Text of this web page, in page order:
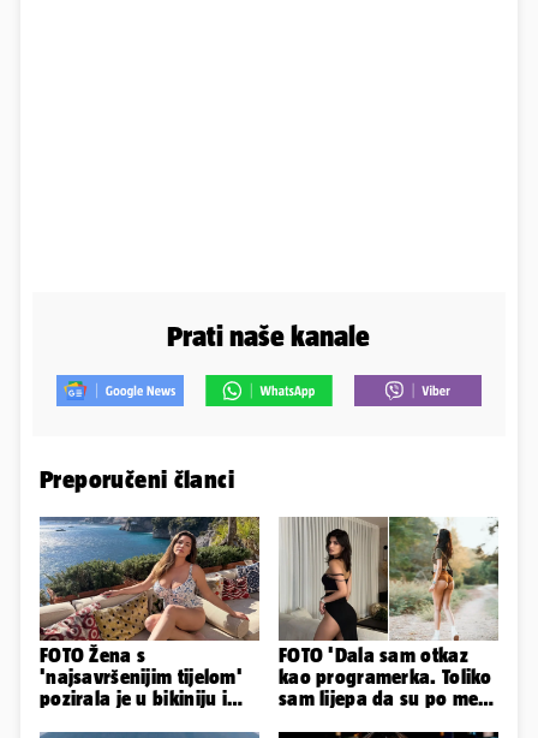
Prati naše kanale
Preporučeni članci
FOTO Žena s
'najsavršenijim tijelom'
pozirala je u bikiniju i
FOTO 'Dala sam otkaz
kao programerka. Toliko
sam lijepa da su po meni